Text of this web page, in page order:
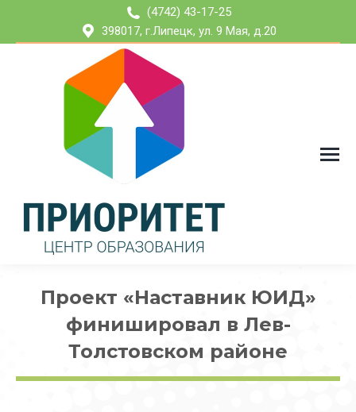
(4742) 43-17-25
398017, г.Липецк, ул. 9 Мая, д.20
Проект «Наставник ЮИД»
финишировал в Лев-
Толстовском районе